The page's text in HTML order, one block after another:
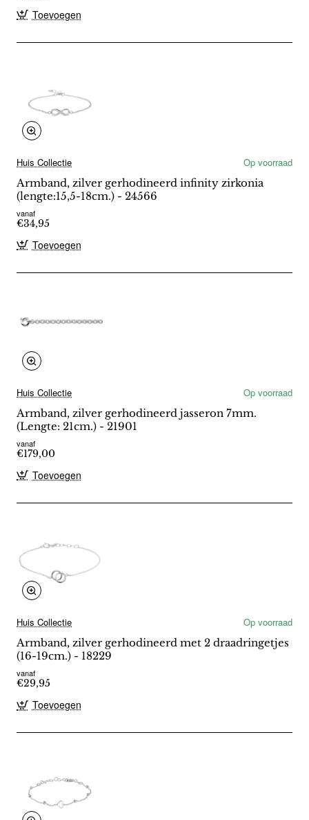
Toevoegen
Huis Collectie
Op voorraad
Armband, zilver gerhodineerd infinity zirkonia
(lengte:15,5-18cm.) - 24566
vanaf
€34,95
Toevoegen
Huis Collectie
Op voorraad
Armband, zilver gerhodineerd jasseron 7mm.
(Lengte: 21cm.) - 21901
vanaf
€179,00
Toevoegen
Huis Collectie
Op voorraad
Armband, zilver gerhodineerd met 2 draadringetjes
(16-19cm.) - 18229
vanaf
€29,95
Toevoegen